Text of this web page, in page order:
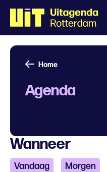
Home
Agenda
Wanneer
Vandaag Morgen